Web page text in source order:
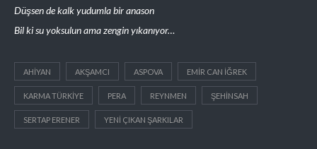
Düşsen de kalk yudumla bir anason
Bil ki su yoksulun ama zengin yıkanıyor…
AHIYAN AKŞAMCI ASPOVA EMIR CAN IĞREK
KARMA TÜRKIYE PERA REYNMEN ŞEHINSAH
SERTAP ERENER YENI ÇIKAN ŞARKILAR